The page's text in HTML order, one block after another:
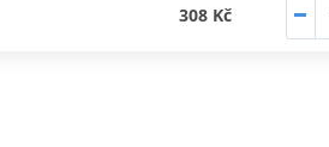
308 Kč